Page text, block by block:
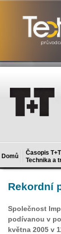
Domů
Časopis T+T
Technika a
Rekordní
Společnost
podívanou v
května 2005 v